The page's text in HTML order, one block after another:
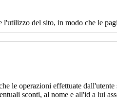
del sito, in modo che le
le operazioni effettuate
sconti, al nome e all'id a lui